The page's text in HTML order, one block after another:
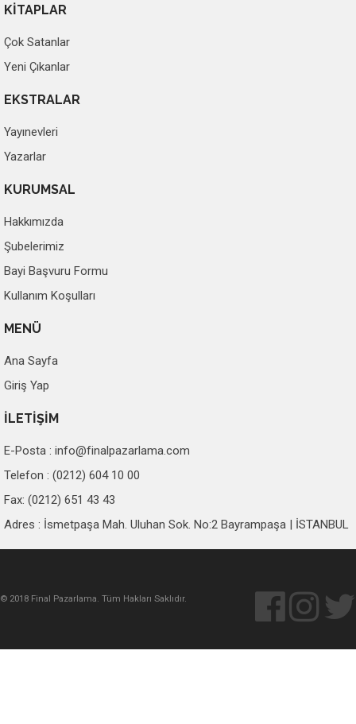
KİTAPLAR
Çok Satanlar
Yeni Çıkanlar
EKSTRALAR
Yayınevleri
Yazarlar
KURUMSAL
Hakkımızda
Şubelerimiz
Bayi Başvuru Formu
Kullanım Koşulları
MENÜ
Ana Sayfa
Giriş Yap
İLETİŞİM
E-Posta : info@finalpazarlama.com
Telefon : (0212) 604 10 00
Fax: (0212) 651 43 43
Adres : İsmetpaşa Mah. Uluhan Sok. No:2 Bayrampaşa | İSTANBUL
© 2018 Final Pazarlama. Tüm Hakları Saklıdır.